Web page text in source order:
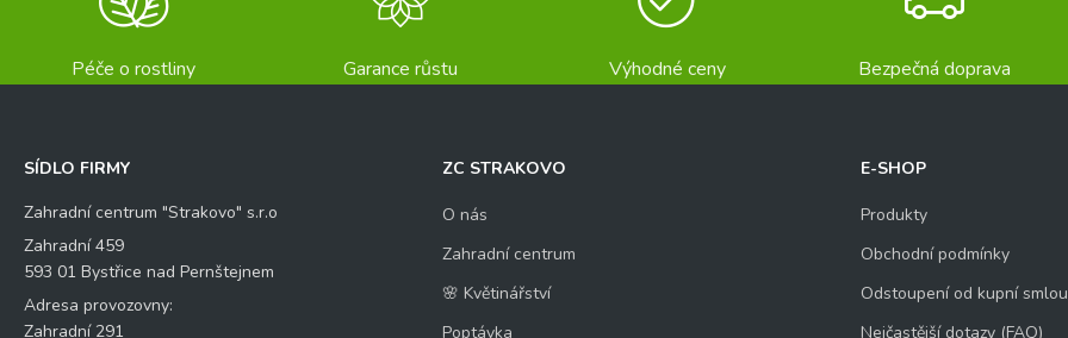
á
n
r
o
l
n
í
Váš dotaz*
Kontrolní otázka
10
Péče o rostliny Garance růstu Výhodné ceny Bezpečná doprava
SÍDLO FIRMY
Zahradní centrum "Strakovo" s.r.o
Zahradní 459
593 01 Bystřice nad Pernštejnem
Adresa provozovny:
Zahradní 291
ZC STRAKOVO
O nás
Zahradní centrum
🌸 Květinářství
Poptávka
E-SHOP
Produkty
Obchodní podmínky
Odstoupení od kupní
Nejčastější dotazy (FAQ)